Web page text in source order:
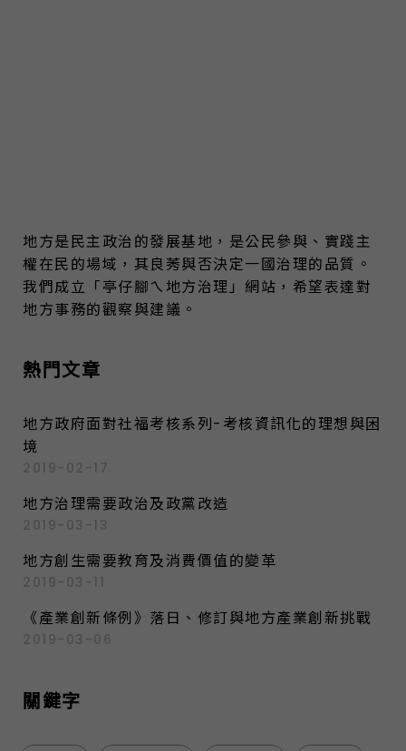
地方是民主政治的發展基地，是公民參與、實踐主
權在民的場域，其良莠與否決定一國治理的品質。
我們成立「亭仔腳ㄟ地方治理」網站，希望表達對
地方事務的觀察與建議。
熱門文章
地方政府面對社福考核系列-考核資訊化的理想與困
境
2019-02-17
地方治理需要政治及政黨改造
2019-03-13
地方創生需要教育及消費價值的變革
2019-03-11
《產業創新條例》落日、修訂與地方產業創新挑戰
2019-03-06
關鍵字